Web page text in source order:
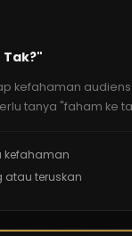
Tak?"
kefahaman
tanya "faham ke
kefahaman
atau teruskan